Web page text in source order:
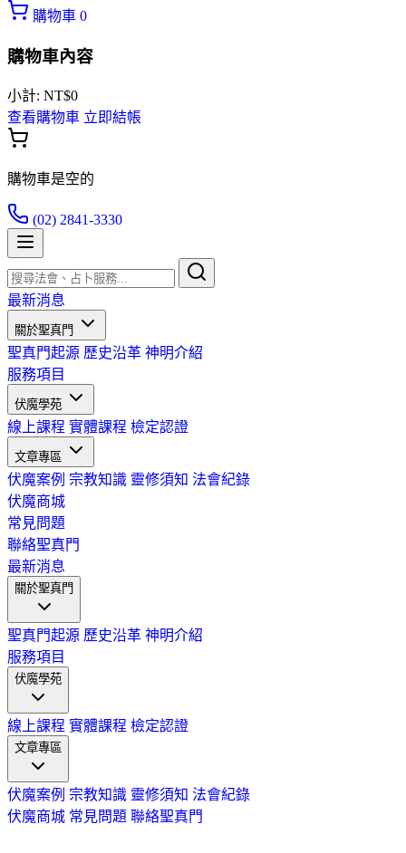
購物車 0
購物車內容
小計: NT$0
查看購物車 立即結帳
購物車是空的
(02) 2841-3330
最新消息
關於聖真門
聖真門起源 歷史沿革 神明介紹
服務項目
伏魔學苑
線上課程 實體課程 檢定認證
文章專區
伏魔案例 宗教知識 靈修須知 法會紀錄
伏魔商城
常見問題
聯絡聖真門
最新消息
關於聖真門
聖真門起源 歷史沿革 神明介紹
服務項目
伏魔學苑
線上課程 實體課程 檢定認證
文章專區
伏魔案例 宗教知識 靈修須知 法會紀錄
伏魔商城 常見問題 聯絡聖真門